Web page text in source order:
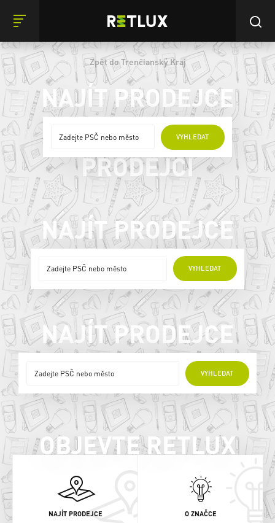
Zpět do Trenčianský Kraj
NAJÍT PRODEJCE
VYHLEDAT
ONLINE
PRODEJCI
NAJÍT PRODEJCE
VYHLEDAT
ONLINE PRODEJCI
NAJÍT PRODEJCE
VYHLEDAT
ONLINE PRODEJCI
OBJEVTE RETLUX
NAJÍT PRODEJCE O ZNAČCE